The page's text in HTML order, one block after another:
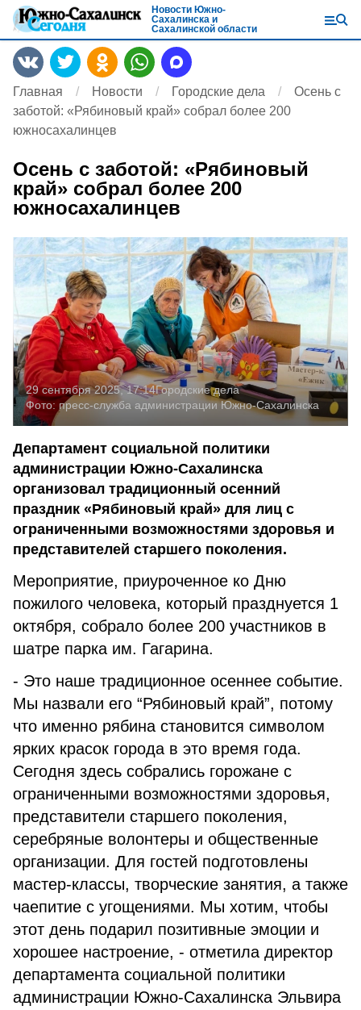
Новости Южно-
Сахалинска и
Сахалинской области
Главная Новости Городские дела
Осень с
заботой: «Рябиновый край» собрал более 200
южносахалинцев
Осень с заботой: «Рябиновый
край» собрал более 200
южносахалинцев
29 сентября 2025, 17:14Городские дела
Фото: пресс-служба администрации Южно-Сахалинска
Департамент социальной политики
администрации Южно-Сахалинска
организовал традиционный осенний
праздник «Рябиновый край» для лиц с
ограниченными возможностями здоровья и
представителей старшего поколения.
Мероприятие, приуроченное ко Дню
пожилого человека, который празднуется 1
октября, собрало более 200 участников в
шатре парка им. Гагарина.
- Это наше традиционное осеннее событие.
Мы назвали его “Рябиновый край”, потому
что именно рябина становится символом
ярких красок города в это время года.
Сегодня здесь собрались горожане с
ограниченными возможностями здоровья,
представители старшего поколения,
серебряные волонтеры и общественные
организации. Для гостей подготовлены
мастер-классы, творческие занятия, а также
чаепитие с угощениями. Мы хотим, чтобы
этот день подарил позитивные эмоции и
хорошее настроение, - отметила директор
департамента социальной политики
администрации Южно-Сахалинска Эльвира